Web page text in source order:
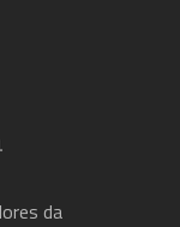
da